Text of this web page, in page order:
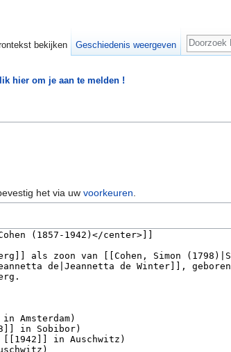
hier om je aan te melden !
het via uwvoorkeuren
bekijken Geschiedenis weergeven